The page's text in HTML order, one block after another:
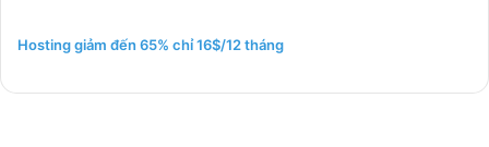
o
Hosting giảm đến 65% chỉ 16$/12 tháng